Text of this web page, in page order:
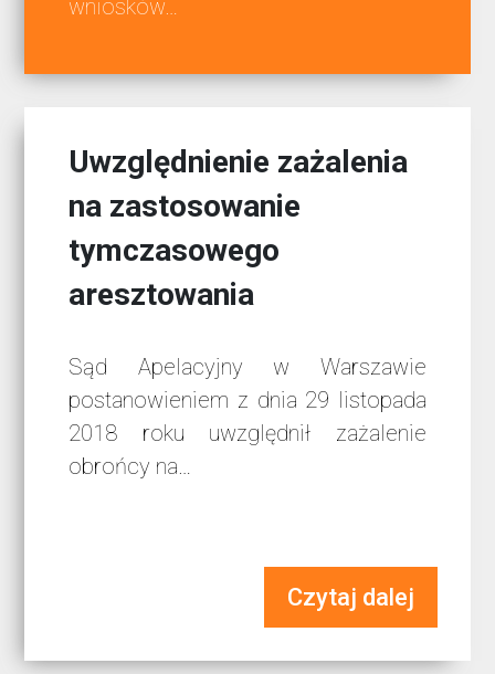
wniosków…
Uwzględnienie zażalenia
na zastosowanie
tymczasowego
aresztowania
Sąd Apelacyjny w Warszawie
postanowieniem z dnia 29 listopada
2018 roku uwzględnił zażalenie
obrońcy na…
Czytaj dalej